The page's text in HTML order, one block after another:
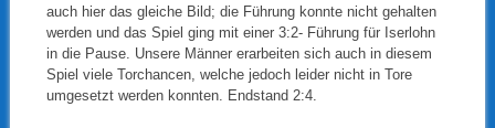
auch hier das gleiche Bild; die Führung konnte nicht gehalten
werden und das Spiel ging mit einer 3:2- Führung für Iserlohn
in die Pause. Unsere Männer erarbeiten sich auch in diesem
Spiel viele Torchancen, welche jedoch leider nicht in Tore
umgesetzt werden konnten. Endstand 2:4.